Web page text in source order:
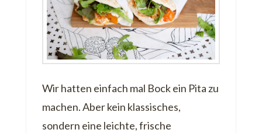
Wir hatten einfach mal Bock ein Pita zu
machen. Aber kein klassisches,
sondern eine leichte, frische